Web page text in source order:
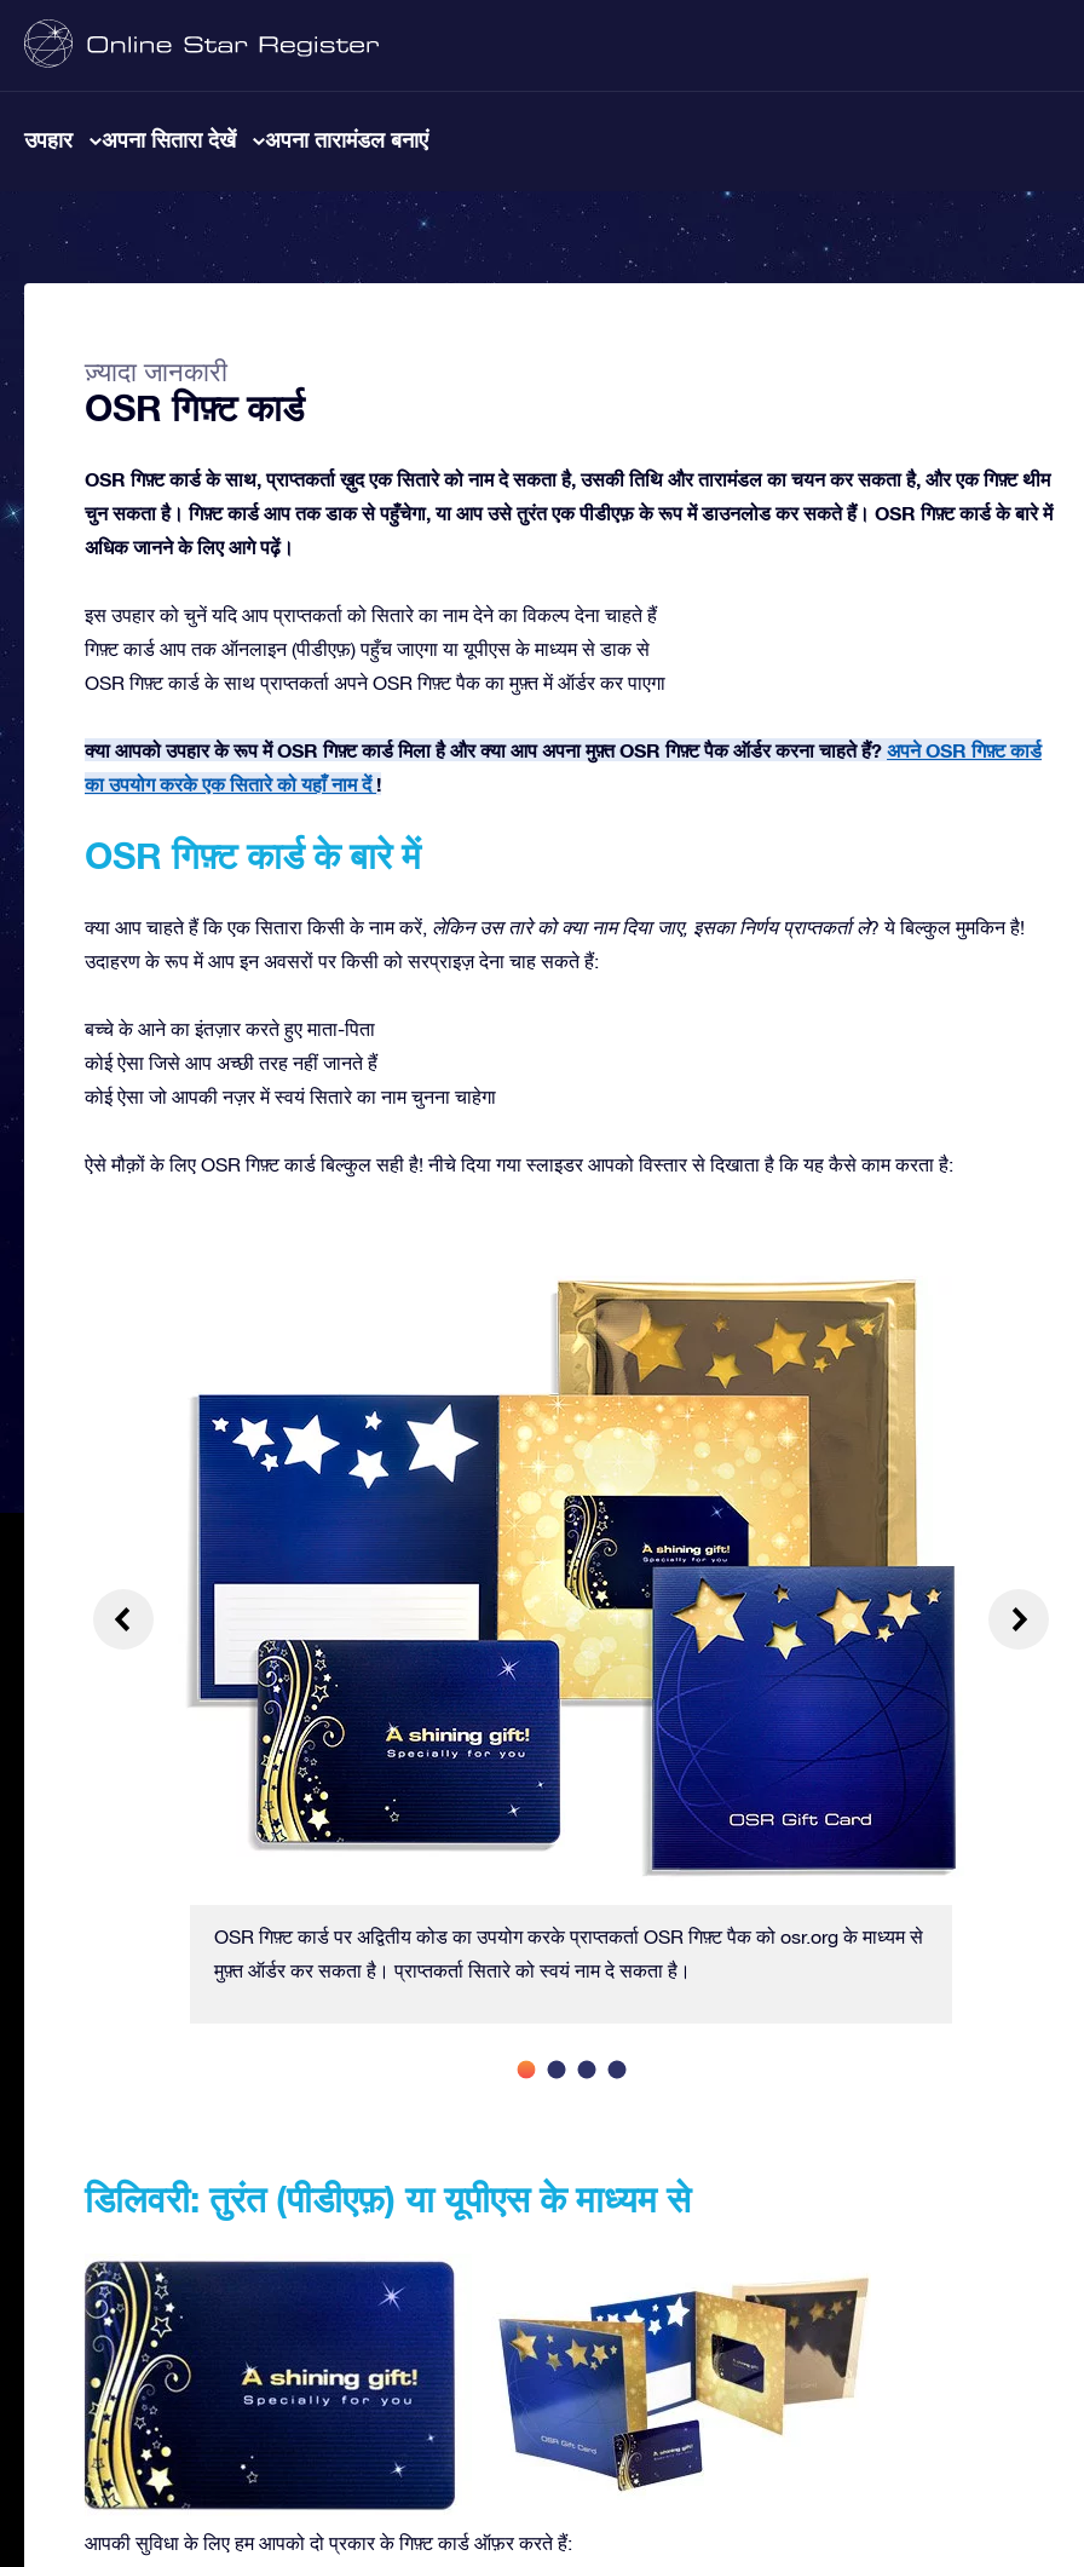
उपहार अपना सितारा देखें अपना तारामंडल बनाएं
ज़्यादा जानकारी
OSR गिफ़्ट कार्ड
OSR गिफ़्ट कार्ड के साथ, प्राप्तकर्ता ख़ुद एक सितारे को नाम दे सकता है, उसकी तिथि और तारामंडल का चयन कर सकता है, और एक गिफ़्ट थीम
चुन सकता है। गिफ़्ट कार्ड आप तक डाक से पहुँचेगा, या आप उसे तुरंत एक पीडीएफ़ के रूप में डाउनलोड कर सकते हैं। OSR गिफ़्ट कार्ड के बारे में
अधिक जानने के लिए आगे पढ़ें।
इस उपहार को चुनें यदि आप प्राप्तकर्ता को सितारे का नाम देने का विकल्प देना चाहते हैं
गिफ़्ट कार्ड आप तक ऑनलाइन (पीडीएफ़) पहुँच जाएगा या यूपीएस के माध्यम से डाक से
OSR गिफ़्ट कार्ड के साथ प्राप्तकर्ता अपने OSR गिफ़्ट पैक का मुफ़्त में ऑर्डर कर पाएगा
क्या आपको उपहार के रूप में OSR गिफ़्ट कार्ड मिला है और क्या आप अपना मुफ़्त OSR गिफ़्ट पैक ऑर्डर करना चाहते हैं? अपने OSR गिफ़्ट कार्ड
का उपयोग करके एक सितारे को यहाँ नाम दें !
OSR गिफ़्ट कार्ड के बारे में
क्या आप चाहते हैं कि एक सितारा किसी के नाम करें, लेकिन उस तारे को क्या नाम दिया जाए, इसका निर्णय प्राप्तकर्ता ले? ये बिल्कुल मुमकिन है!
उदाहरण के रूप में आप इन अवसरों पर किसी को सरप्राइज़ देना चाह सकते हैं:
बच्चे के आने का इंतज़ार करते हुए माता-पिता
कोई ऐसा जिसे आप अच्छी तरह नहीं जानते हैं
कोई ऐसा जो आपकी नज़र में स्वयं सितारे का नाम चुनना चाहेगा
ऐसे मौक़ों के लिए OSR गिफ़्ट कार्ड बिल्कुल सही है! नीचे दिया गया स्लाइडर आपको विस्तार से दिखाता है कि यह कैसे काम करता है:
OSR गिफ़्ट कार्ड पर अद्वितीय कोड का उपयोग करके प्राप्तकर्ता OSR गिफ़्ट पैक को osr.org के माध्यम से
मुफ़्त ऑर्डर कर सकता है। प्राप्तकर्ता सितारे को स्वयं नाम दे सकता है।
डिलिवरी: तुरंत (पीडीएफ़) या यूपीएस के माध्यम से
आपकी सुविधा के लिए हम आपको दो प्रकार के गिफ़्ट कार्ड ऑफ़र करते हैं: